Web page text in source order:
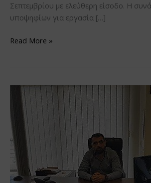
Σεπτεμβρίου με ελεύθερη είσοδο. H
υποψηφίων για εργασία […]
Read More »
Δημιουργούμε
σχέσεις
εμπιστοσύνης
επενδύοντας
στους
ανθρώπους
μας!!!!!